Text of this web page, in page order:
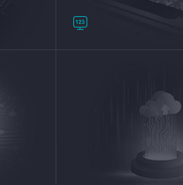
成智能化转型，实现新旧动能的转换